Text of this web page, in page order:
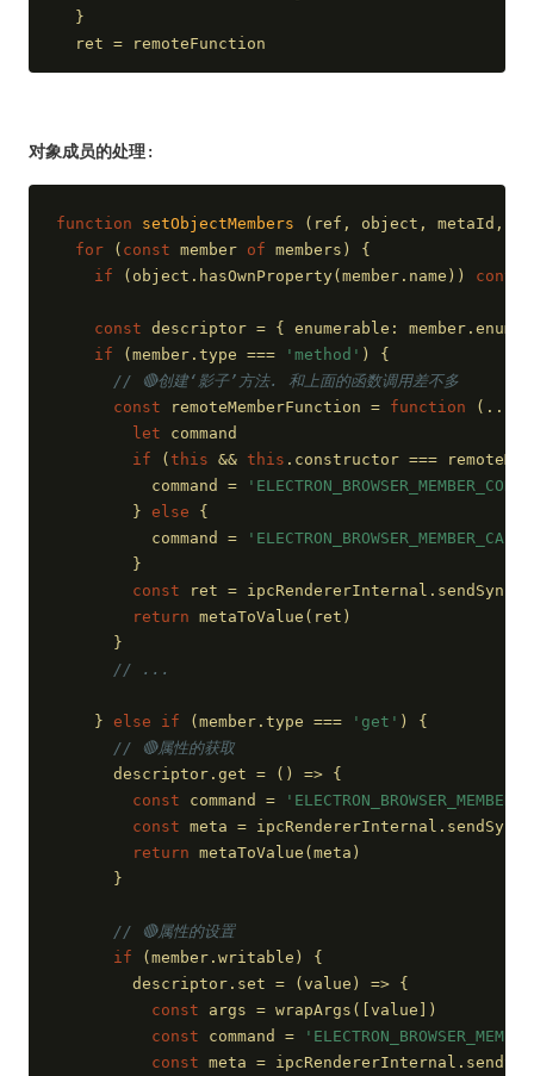
  }
  ret = remoteFunction
对象成员的处理:
function setObjectMembers ( ref, object, metaId,
for ( const member of members) {
if (object.hasOwnProperty(member.name))
const descriptor = { enumerable :
if (member.type === 'method' ) {
// 🔴创建‘影子’方法. 和上面的函数调用差不多
const remoteMemberFunction = function (
let command
if (this && this .constructor ===
          command =
        }
else {
          command =
'ELECTRON_BROWSER_MEMBER_CALL'
        }
const ret =
return metaToValue(ret)
      }
// ...
    }
else if (member.type === 'get' ) {
// 🔴属性的获取
      descriptor.get =
() => {
const command =
const meta =
return metaToValue(meta)
      }
// 🔴属性的设置
if (member.writable) {
        descriptor.set =
(value ) => {
const args = wrapArgs([value])
const command =
const meta =